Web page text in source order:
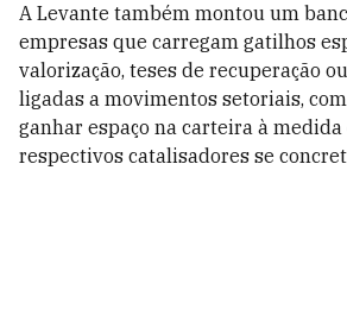
A Levante também montou um
empresas que carregam gatilhos
valorização, teses de recuperação
ligadas a movimentos setoriais,
ganhar espaço na carteira à medida
respectivos catalisadores se